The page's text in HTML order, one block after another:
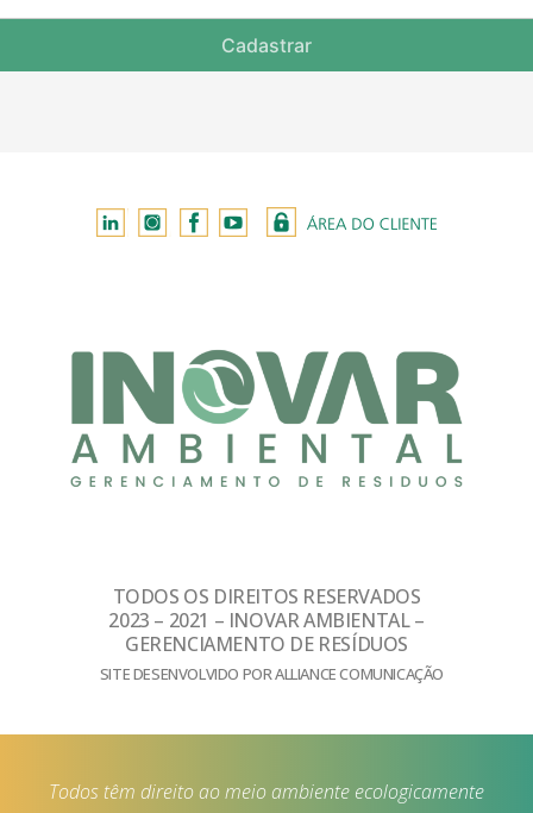
Cadastrar
TODOS OS DIREITOS RESERVADOS
2023 – 2021 – INOVAR AMBIENTAL –
GERENCIAMENTO DE RESÍDUOS
SITE DESENVOLVIDO POR ALLIANCE COMUNICAÇÃO
Todos têm direito ao meio ambiente ecologicamente